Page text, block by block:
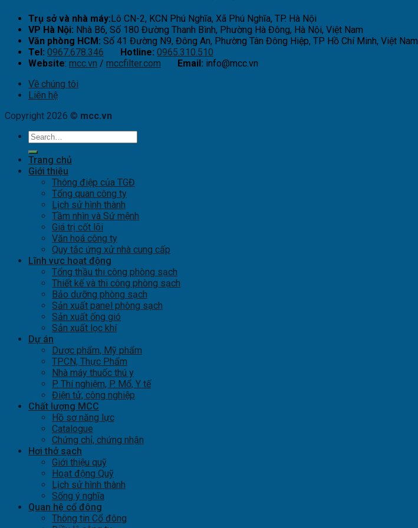
Trụ sở và nhà máy:Lô CN-2, KCN Phú Nghĩa, Xã Phú Nghĩa, TP. Hà Nội
VP Hà Nội: Nhà B6, Số 180 Đường Thanh Bình, Phường Hà Đông, Hà Nội, Việt Nam
Văn phòng HCM: Số 41 Đường N9, Đông An, Phường Tân Đông Hiệp, TP Hồ Chí Minh, Việt Nam
Tel: 0967.678.346 Hotline: 0965.310.510
Website: mcc.vn / mccfilter.com Email: info@mcc.vn
Về chúng tôi
Liên hệ
Copyright 2026 © mcc.vn
Trang chủ
Giới thiệu
Thông điệp của TGĐ
Tổng quan công ty
Lịch sử hình thành
Tầm nhìn và Sứ mệnh
Giá trị cốt lõi
Văn hoá công ty
Quy tắc ứng xử nhà cung cấp
Lĩnh vực hoạt động
Tổng thầu thi công phòng sạch
Thiết kế và thi công phòng sạch
Bảo dưỡng phòng sạch
Sản xuất panel phòng sạch
Sản xuất ống gió
Sản xuất lọc khí
Dự án
Dược phẩm, Mỹ phẩm
TPCN, Thực Phẩm
Nhà máy thuốc thú y
P. Thí nghiệm, P. Mổ, Y tế
Điện tử, công nghiệp
Chất lượng MCC
Hồ sơ năng lực
Catalogue
Chứng chỉ, chứng nhận
Hơi thở sạch
Giới thiệu quỹ
Hoạt động Quỹ
Lịch sử hình thành
Sống ý nghĩa
Quan hệ cổ đông
Thông tin Cổ đông